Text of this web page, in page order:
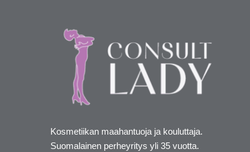
Kosmetiikan maahantuoja ja kouluttaja.
Suomalainen perheyritys yli 35 vuotta.